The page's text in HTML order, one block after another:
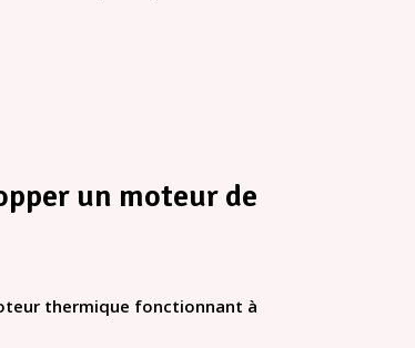
un moteur de
thermique fonctionnant à